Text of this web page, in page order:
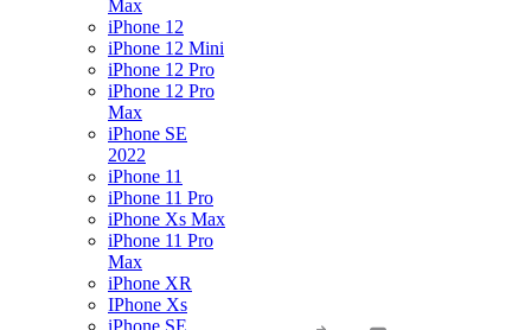
Max
iPhone 12
iPhone 12 Mini
iPhone 12 Pro
iPhone 12 Pro
Max
iPhone SE
2022
iPhone 11
iPhone 11 Pro
iPhone Xs Max
iPhone 11 Pro
Max
iPhone XR
IPhone Xs
iPhone SE